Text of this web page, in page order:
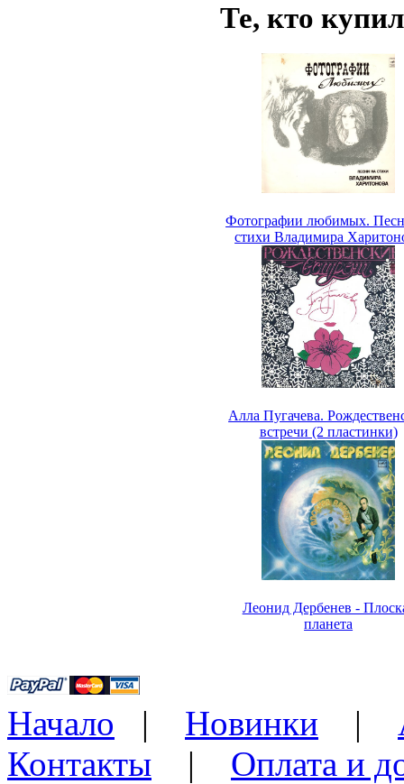
Те, кто
Фотографии любимых.
стихи Владимира
Алла Пугачева.
встречи (2 пластинки)
Леонид Дербенев -
планета
Начало | Новинки |
Контакты | Оплата и